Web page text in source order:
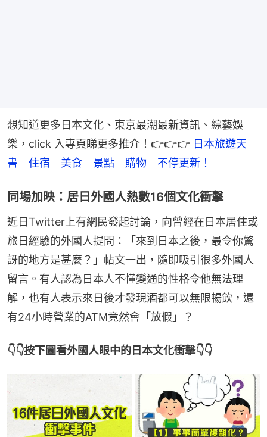
想知道更多日本文化、東京最潮最新資訊、綜藝娛
樂，click 入專頁睇更多推介！👉👉👉 日本旅遊天
書　住宿　美食　景點　購物　不停更新！
同場加映：居日外國人熱數16個文化衝擊
近日Twitter上有網民發起討論，向曾經在日本居住或
旅日經驗的外國人提問：「來到日本之後，最令你驚
訝的地方是甚麼？」帖文一出，隨即吸引很多外國人
留言。有人認為日本人不懂變通的性格令他無法理
解，也有人表示來日後才發現酒都可以無限暢飲，還
有24小時營業的ATM竟然會「放假」？
👇👇按下圖看外國人眼中的日本文化衝擊👇👇